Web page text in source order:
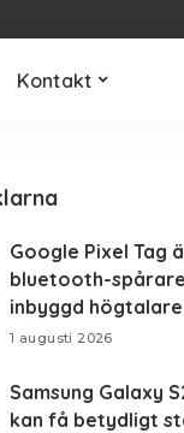
Kontakt
Google Pixel Tag
bluetooth-
inbyggd högtalare
1 augusti 2026
Samsung Galaxy
kan få betydligt